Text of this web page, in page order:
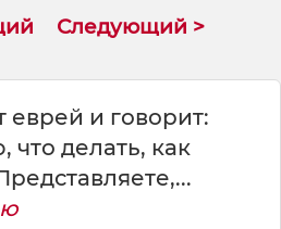
Следующий >
еврей и говорит:
что делать, как